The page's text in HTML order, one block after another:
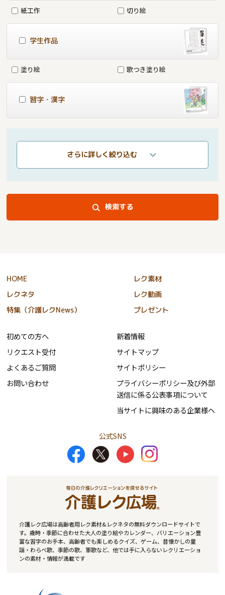
紙工作 切り絵
学生作品
塗り絵 歌つき塗り絵
習字・漢字
さらに詳しく絞り込む
検索する
HOME
レク素材
レクネタ
レク動画
特集（介護レクNews）
プレゼント
初めての方へ
リクエスト受付
よくあるご質問
お問い合わせ
新着情報
サイトマップ
サイトポリシー
プライバシーポリシー及び外部
送信に係る公表事項について
当サイトに興味のある企業様へ
公式SNS
介護レク広場は高齢者用レク素材&レクネタの無料ダウンロードサイトで
す。歳時・季節に合わせた大人の塗り絵やカレンダー、バリエーション豊
富な習字のお手本、高齢者でも楽しめるクイズ、ゲーム、昔懐かしの童
謡・わらべ歌、季節の歌、軍歌など、他では手に入らないレクリエーショ
ンの素材・情報が満載です